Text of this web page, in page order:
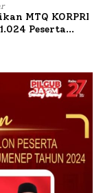
MTQ KORPRI
Peserta